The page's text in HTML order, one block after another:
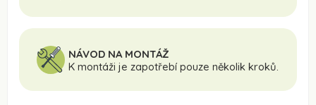
NÁVOD NA MONTÁŽ
K montáži je zapotřebí pouze několik kroků.